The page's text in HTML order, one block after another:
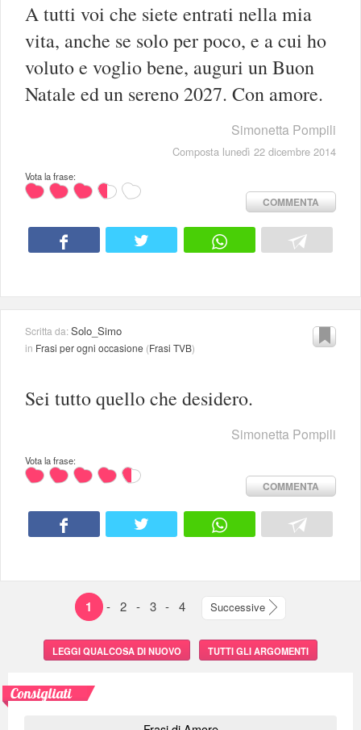
A tutti voi che siete entrati nella mia
vita, anche se solo per poco, e a cui ho
voluto e voglio bene, auguri un Buon
Natale ed un sereno 2027. Con amore.
Simonetta Pompili
Composta lunedì 22 dicembre 2014
Vota la frase:
COMMENTA
Scritta da:Solo_Simo
in Frasi per ogni occasione (Frasi TVB)
Sei tutto quello che desidero.
Simonetta Pompili
Vota la frase:
COMMENTA
1 - 2 - 3 - 4 Successive
LEGGI QUALCOSA DI NUOVO TUTTI GLI ARGOMENTI
Consigliati